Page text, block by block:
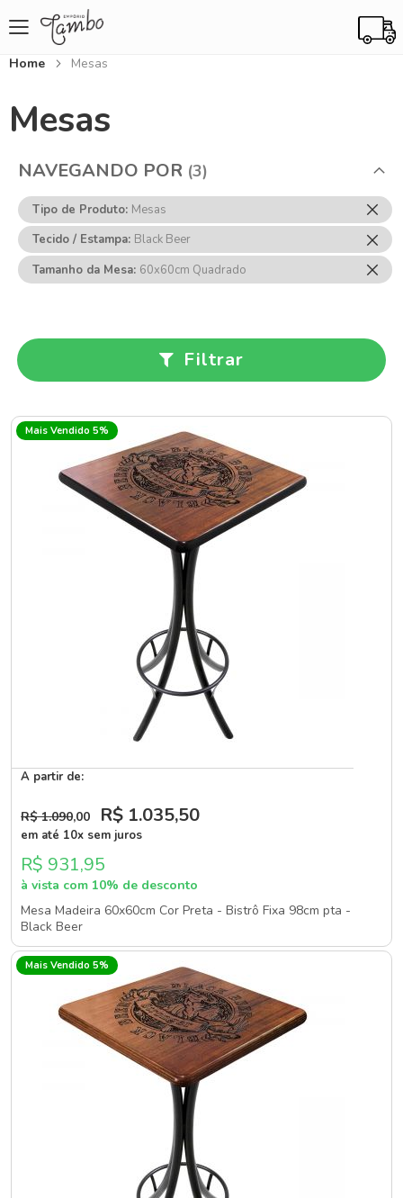
Home Mesas
Mesas
Filtrar
Mais Vendido 5%
A partir de:
R$ 1.090,00 R$ 1.035,50
em até 10x sem juros
R$ 931,95
à vista com 10% de desconto
Mesa Madeira 60x60cm Cor Preta - Bistrô Fixa 98cm pta -
Black Beer
Mais Vendido 5%
NAVEGANDO POR
Tipo de Produto Mesas
Esse
Item
Tecido / Estampa Black Beer
Esse
Item
Tamanho da Mesa 60x60cm Quadrado
Esse